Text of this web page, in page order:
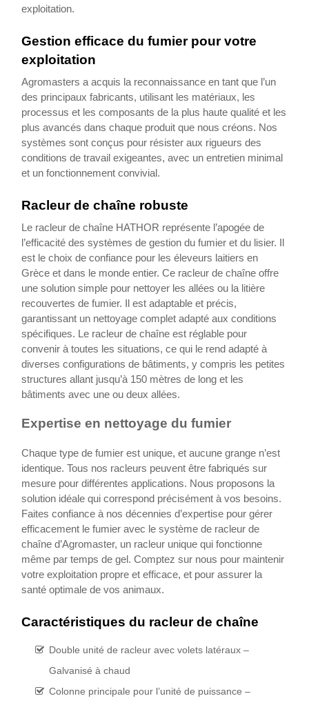
exploitation.
Gestion efficace du fumier pour votre
exploitation
Agromasters a acquis la reconnaissance en tant que l’un
des principaux fabricants, utilisant les matériaux, les
processus et les composants de la plus haute qualité et les
plus avancés dans chaque produit que nous créons. Nos
systèmes sont conçus pour résister aux rigueurs des
conditions de travail exigeantes, avec un entretien minimal
et un fonctionnement convivial.
Racleur de chaîne robuste
Le racleur de chaîne HATHOR représente l’apogée de
l’efficacité des systèmes de gestion du fumier et du lisier. Il
est le choix de confiance pour les éleveurs laitiers en
Grèce et dans le monde entier. Ce racleur de chaîne offre
une solution simple pour nettoyer les allées ou la litière
recouvertes de fumier. Il est adaptable et précis,
garantissant un nettoyage complet adapté aux conditions
spécifiques. Le racleur de chaîne est réglable pour
convenir à toutes les situations, ce qui le rend adapté à
diverses configurations de bâtiments, y compris les petites
structures allant jusqu’à 150 mètres de long et les
bâtiments avec une ou deux allées.
Expertise en nettoyage du fumier
Chaque type de fumier est unique, et aucune grange n’est
identique. Tous nos racleurs peuvent être fabriqués sur
mesure pour différentes applications. Nous proposons la
solution idéale qui correspond précisément à vos besoins.
Faites confiance à nos décennies d’expertise pour gérer
efficacement le fumier avec le système de racleur de
chaîne d’Agromaster, un racleur unique qui fonctionne
même par temps de gel. Comptez sur nous pour maintenir
votre exploitation propre et efficace, et pour assurer la
santé optimale de vos animaux.
Caractéristiques du racleur de chaîne
Double unité de racleur avec volets latéraux –
Galvanisé à chaud
Colonne principale pour l’unité de puissance –